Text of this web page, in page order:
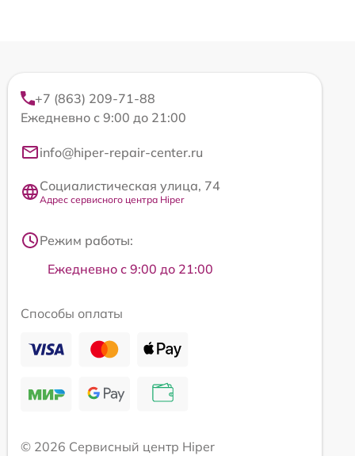
+7 (863) 209-71-88
Ежедневно с 9:00 до 21:00
info@hiper-repair-center.ru
Социалистическая улица, 74
Адрес сервисного центра Hiper
Режим работы:
Ежедневно с 9:00 до 21:00
Способы оплаты
© 2026 Сервисный центр Hiper